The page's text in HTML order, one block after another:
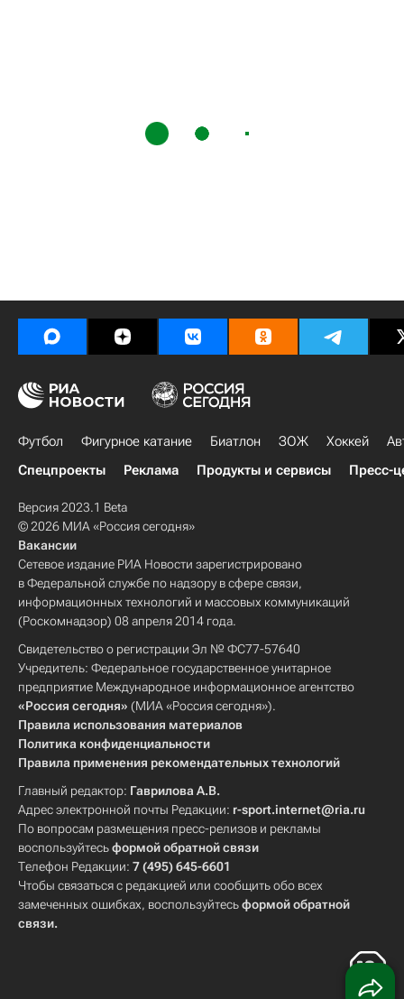
Футбол Фигурное катание Биатлон ЗОЖ Хоккей
Спецпроекты
Реклама Продукты и сервисы Пресс-
Версия 2023.1 Beta
© 2026 МИА «Россия сегодня»
Вакансии
Сетевое издание РИА Новости зарегистрировано
в Федеральной службе по надзору в сфере связи,
информационных технологий и массовых коммуникаций
(Роскомнадзор) 08 апреля 2014 года.
Свидетельство о регистрации Эл № ФС77-57640
Учредитель: Федеральное государственное унитарное
предприятие Международное информационное агентство
«Россия сегодня» (МИА «Россия сегодня»).
Правила использования материалов
Политика конфиденциальности
Правила применения рекомендательных технологий
Главный редактор: Гаврилова А.В.
Адрес электронной почты Редакции: r-sport.internet@ria.ru
По вопросам размещения пресс-релизов и рекламы
воспользуйтесьформой обратной связи
Телефон Редакции: 7 (495) 645-6601
Чтобы связаться с редакцией или сообщить обо всех
замеченных ошибках, воспользуйтесьформой обратной
связи.